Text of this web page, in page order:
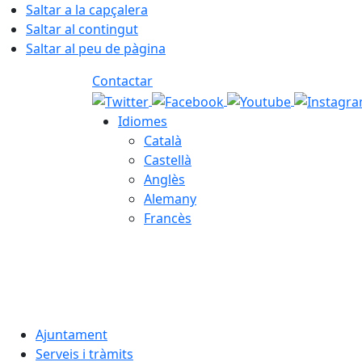
Saltar a la capçalera
Saltar al contingut
Saltar al peu de pàgina
Contactar
Idiomes
Català
Castellà
Anglès
Alemany
Francès
Ajuntament
Serveis i tràmits